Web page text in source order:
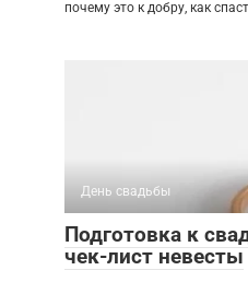
почему это к добру, как
День свадьбы
Подготовка к
чек-лист невесты